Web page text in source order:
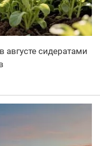
августе сидератами